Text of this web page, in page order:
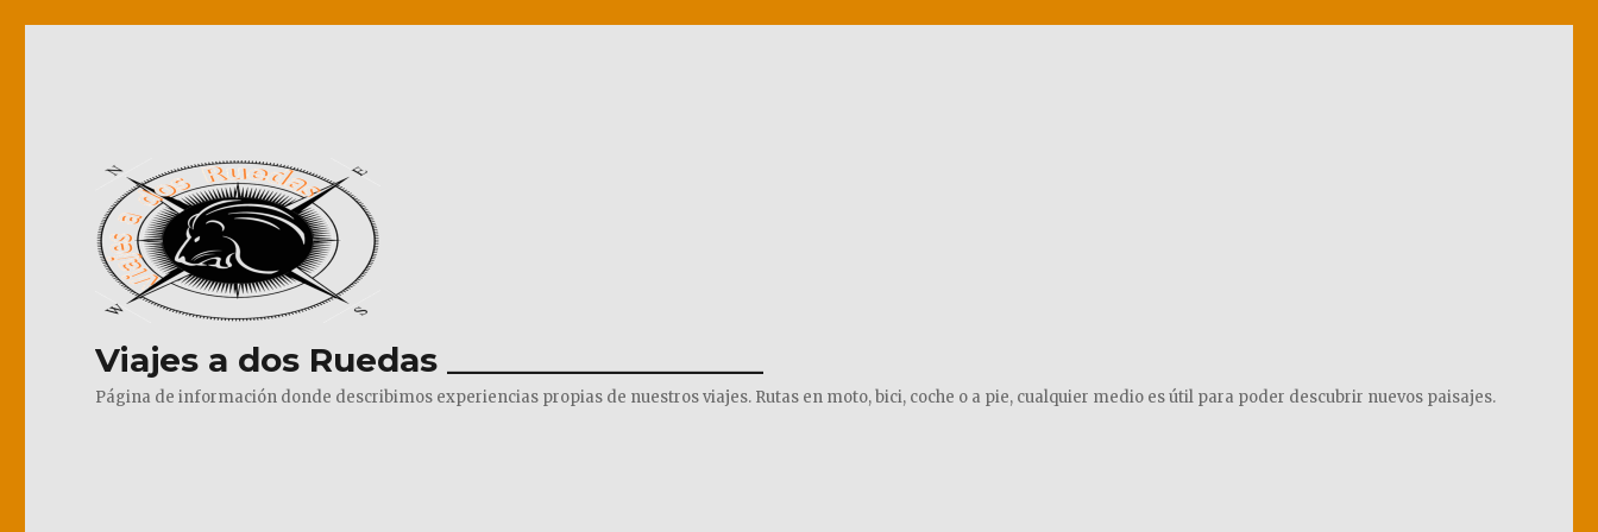
Viajes a dos Ruedas ___________________
Página de información donde describimos experiencias propias de nuestros viajes. Rutas en moto, bici, coche o a pie, cualquier medio es útil para poder descubrir nuevos paisajes.